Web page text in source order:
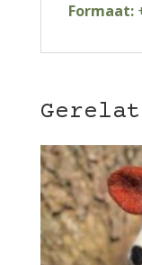
Formaat: